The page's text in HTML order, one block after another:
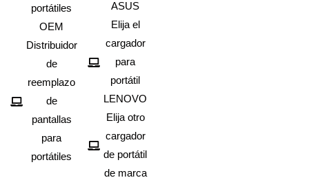
portátiles
OEM
Distribuidor
de
reemplazo
de
pantallas
para
portátiles
ASUS
Elija el
cargador
para
portátil
LENOVO
Elija otro
cargador
de portátil
de marca